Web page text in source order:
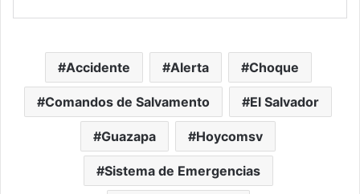
Accidente Alerta Choque
Comandos de Salvamento El Salvador
Guazapa Hoycomsv
Sistema de Emergencias